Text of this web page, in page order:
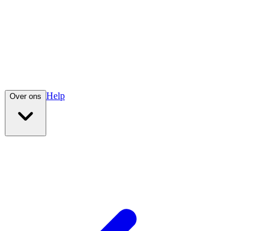
Over ons Help